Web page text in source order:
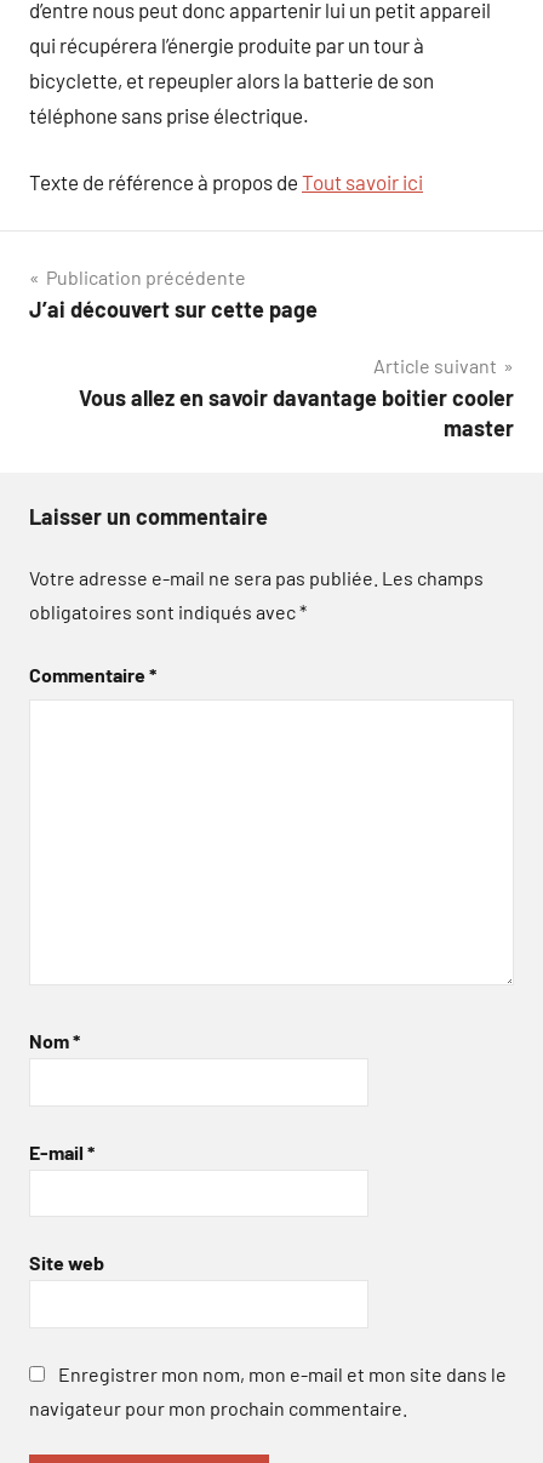
d’entre nous peut donc appartenir lui un petit appareil
qui récupérera l’énergie produite par un tour à
bicyclette, et repeupler alors la batterie de son
téléphone sans prise électrique.
Texte de référence à propos de Tout savoir ici
Navigation
de
Publication précédente
J’ai découvert sur cette page
Article suivant
Vous allez en savoir davantage boitier cooler
master
Laisser un commentaire
Votre adresse e-mail ne sera pas publiée. Les champs
obligatoires sont indiqués avec*
Commentaire*
Nom*
E-mail *
Site web
Enregistrer mon nom, mon e-mail et mon site dans le
navigateur pour mon prochain commentaire.